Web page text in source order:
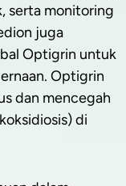
serta monitoring
juga
Optigrin untuk
Optigrin
dan mencegah
di